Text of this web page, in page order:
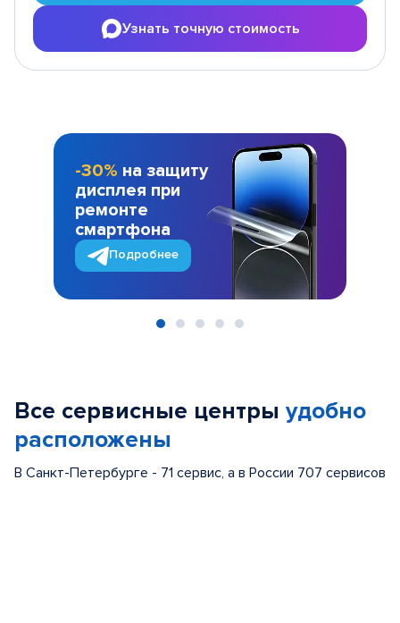
Узнать точную стоимость
-30% на защиту
дисплея при
ремонте
смартфона
Подробнее
Все сервисные центры удобно
расположены
В Санкт-Петербурге - 71 сервис, а в России 707 сервисов